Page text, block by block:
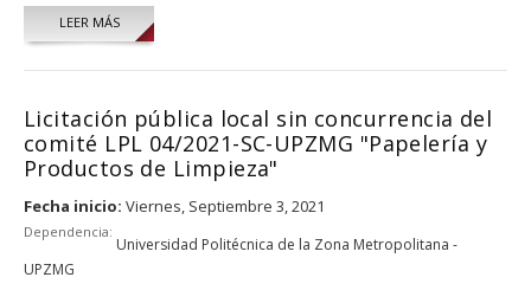
LEER MÁS
Licitación pública local sin concurrencia del
comité LPL 04/2021-SC-UPZMG "Papelería y
Productos de Limpieza"
Fecha inicio: Viernes, Septiembre 3, 2021
Dependencia:
Universidad Politécnica de la Zona Metropolitana -
UPZMG